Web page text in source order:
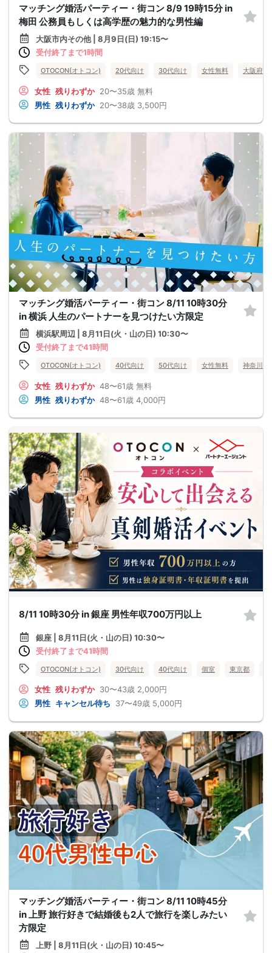
マッチング婚活パーティー・街コン 8/9 19時15分 in
梅田 公務員もしくは高学歴の魅力的な男性編
大阪市内その他 | 8月9日(日) 19:15〜
受付終了まで1時間
OTOCON(オトコン) 20代向け 30代向け 女性無料 大阪府
女性 残りわずか 20〜35歳 無料
男性 残りわずか 20〜38歳 3,500円
マッチング婚活パーティー・街コン 8/11 10時30分
in 横浜 人生のパートナーを見つけたい方限定
横浜駅周辺 | 8月11日(火・山の日) 10:30〜
受付終了まで41時間
OTOCON(オトコン) 40代向け 50代向け 女性無料 神奈川県
女性 残りわずか 48〜61歳 無料
男性 残りわずか 48〜61歳 4,000円
8/11 10時30分 in 銀座 男性年収700万円以上
銀座 | 8月11日(火・山の日) 10:30〜
受付終了まで41時間
OTOCON(オトコン) 30代向け 40代向け 個室 東京都
女性 残りわずか 30〜43歳 2,000円
男性 キャンセル待ち 37〜49歳 5,000円
マッチング婚活パーティー・街コン 8/11 10時45分
in 上野 旅行好きで結婚後も2人で旅行を楽しみたい
方限定
上野 | 8月11日(火・山の日) 10:45〜